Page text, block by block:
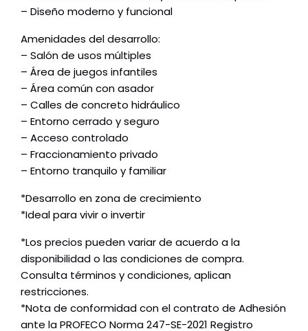
– Diseño moderno y funcional
Amenidades del desarrollo:
– Salón de usos múltiples
– Área de juegos infantiles
– Área común con asador
– Calles de concreto hidráulico
– Entorno cerrado y seguro
– Acceso controlado
– Fraccionamiento privado
– Entorno tranquilo y familiar
*Desarrollo en zona de crecimiento
*Ideal para vivir o invertir
*Los precios pueden variar de acuerdo a la
disponibilidad o las condiciones de compra.
Consulta términos y condiciones, aplican
restricciones.
*Nota de conformidad con el contrato de Adhesión
ante la PROFECO Norma 247-SE-2021 Registro